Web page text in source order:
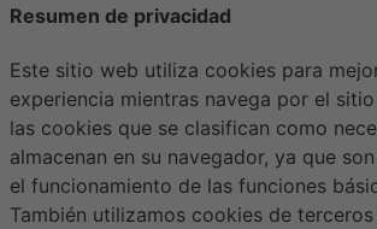
Resumen de privacidad
Este sitio web utiliza cookies para
experiencia mientras navega por el
las cookies que se clasifican como
almacenan en su navegador, ya que
el funcionamiento de las funciones
También utilizamos cookies de